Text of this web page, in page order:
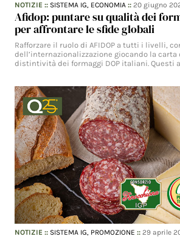
NOTIZIE :: SISTEMA IG, ECONOMIA ::20 giugno
Afidop: puntare su qualità dei
per affrontare le sfide globali
Rafforzare il ruolo di AFIDOP a tutti i livelli,
dell’internazionalizzazione giocando la
distintività dei formaggi DOP italiani. Questi
NOTIZIE :: SISTEMA IG, PROMOZIONE ::29 aprile